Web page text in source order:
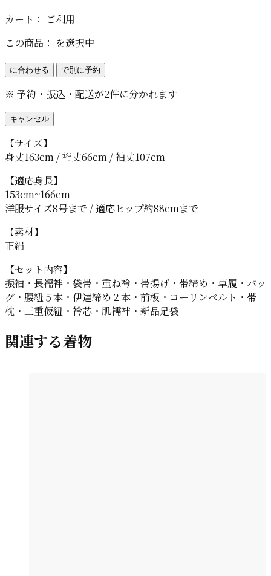
カート：
ご利用
この商品： を選択中
に合わせる で別に予約
※ 予約・振込・配送が2件に分かれます
キャンセル
【サイズ】
身丈163cm / 裄丈66cm / 袖丈107cm
【適応身長】
153cm~166cm
洋服サイズ8号まで / 適応ヒップ約88cmまで
【素材】
正絹
【セット内容】
振袖・長襦袢・袋帯・重ね衿・帯揚げ・帯締め・草履・バッ
グ・腰紐５本・伊達締め２本・前板・コーリンベルト・帯
枕・三重仮紐・衿芯・肌襦袢・新品足袋
関連する着物